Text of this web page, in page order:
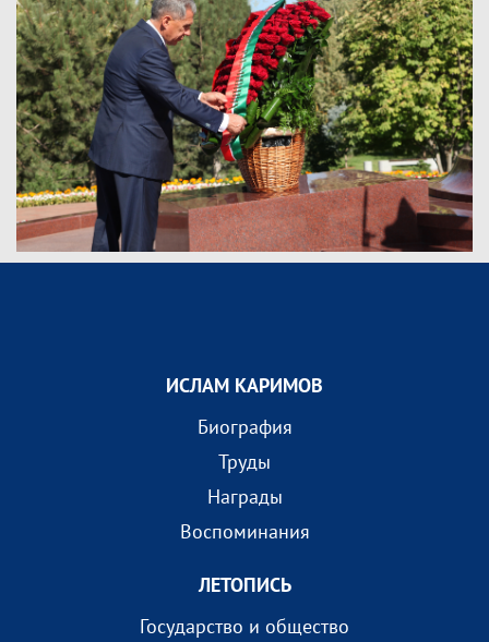
ИСЛАМ КАРИМОВ
Биография
Труды
Награды
Воспоминания
ЛЕТОПИСЬ
Государство и общество